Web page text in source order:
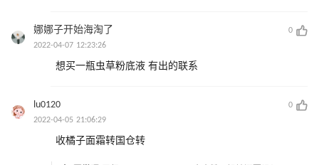
娜娜子开始海淘了
0
2022-04-07 12:23:26
想买一瓶虫草粉底液 有出的联系
lu0120
0
2022-04-05 21:06:29
收橘子面霜转国仓转